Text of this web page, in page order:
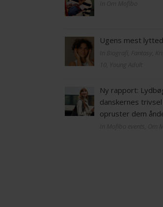
Ugens mest
Ny rapport:
danskernes
opruster dem